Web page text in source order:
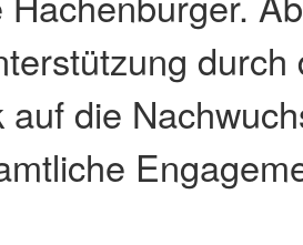
auf die